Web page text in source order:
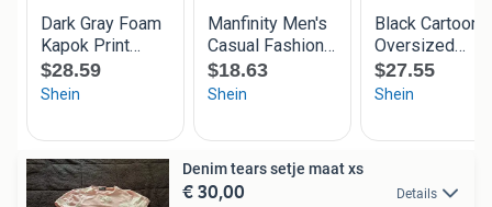
Denim tears setje maat xs
€ 30,00 Details